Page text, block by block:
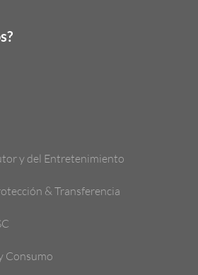
y del Entretenimiento
& Transferencia
Consumo